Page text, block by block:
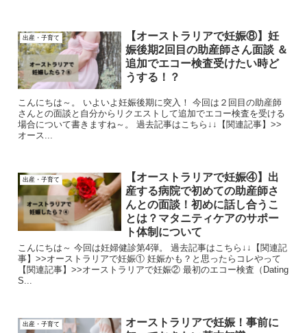
出産・子育て
【オーストラリアで妊娠⑧】妊
娠後期2回目の助産師さん面談 ＆
追加でエコー検査受けたい時ど
うする！？
こんにちは～。 いよいよ妊娠後期に突入！ 今回は２回目の助産師
さんとの面談と自分からリクエストして追加でエコー検査を受ける
場合について書きますね～。 過去記事はこちら↓↓【関連記事】>>
オース...
出産・子育て
【オーストラリアで妊娠④】出
産する病院で初めての助産師さ
んとの面談！初めに話し合うこ
とは？マタニティケアのサポー
ト体制について
こんにちは～ 今回は妊婦健診第4弾。 過去記事はこちら↓↓【関連記
事】>>オーストラリアで妊娠① 妊娠かも？と思ったらコレやって
【関連記事】>>オーストラリアで妊娠② 最初のエコー検査（Dating
S...
出産・子育て
オーストラリアで妊娠！事前に